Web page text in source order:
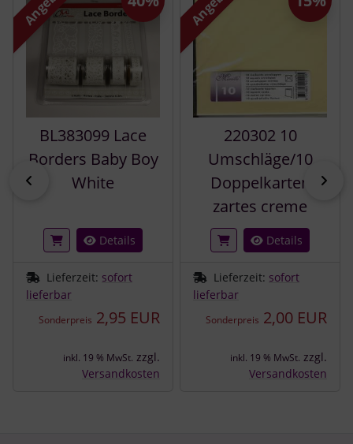
zurück
BL383099 Lace
Borders Baby Boy
White
Details
Lieferzeit: sofort
lieferbar
Sonderpreis 2,95 EUR
inkl. 19 % MwSt. zzgl.
Versandkosten
220302 10
Umschläge/10
Doppelkarten
zartes creme
Details
Lieferzeit: sofort
lieferbar
Sonderpreis 2,00 EUR
inkl. 19 % MwSt. zzgl.
Versandkosten